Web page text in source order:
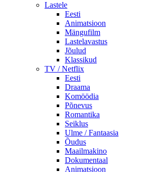
Lastele
Eesti
Animatsioon
Mängufilm
Lastelavastus
Jõulud
Klassikud
TV / Netflix
Eesti
Draama
Komöödia
Põnevus
Romantika
Seiklus
Ulme / Fantaasia
Õudus
Maailmakino
Dokumentaal
Animatsioon